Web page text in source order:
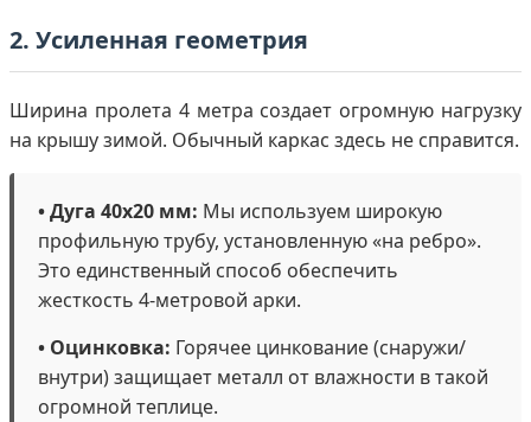
2. Усиленная геометрия
Ширина пролета 4 метра создает огромную нагрузку
на крышу зимой. Обычный каркас здесь не справится.
• Дуга 40х20 мм: Мы используем широкую
профильную трубу, установленную «на ребро».
Это единственный способ обеспечить
жесткость 4-метровой арки.
• Оцинковка: Горячее цинкование (снаружи/
внутри) защищает металл от влажности в такой
огромной теплице.